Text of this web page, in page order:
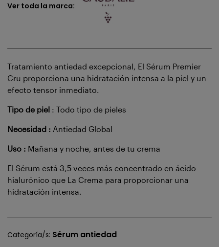
Ver toda la marca:
Tratamiento antiedad excepcional, El Sérum Premier
Cru proporciona una hidratación intensa a la piel y un
efecto tensor inmediato.
Tipo de piel : Todo tipo de pieles
Necesidad : Antiedad Global
Uso : Mañana y noche, antes de tu crema
El Sérum está 3,5 veces más concentrado en ácido
hialurónico que La Crema para proporcionar una
hidratación intensa.
Categoría/s: Sérum antiedad